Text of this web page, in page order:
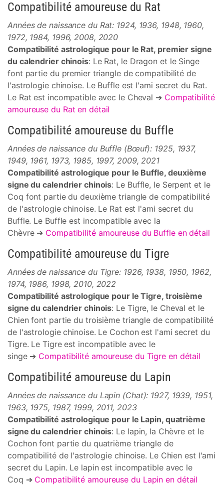
Compatibilité amoureuse du Rat
Années de naissance du Rat: 1924, 1936, 1948, 1960,
1972, 1984, 1996, 2008, 2020
Compatibilité astrologique pour le Rat, premier signe
du calendrier chinois: Le Rat, le Dragon et le Singe
font partie du premier triangle de compatibilité de
l'astrologie chinoise. Le Buffle est l'ami secret du Rat.
Le Rat est incompatible avec le Cheval ➔ Compatibilité
amoureuse du Rat en détail
Compatibilité amoureuse du Buffle
Années de naissance du Buffle (Bœuf): 1925, 1937,
1949, 1961, 1973, 1985, 1997, 2009, 2021
Compatibilité astrologique pour le Buffle, deuxième
signe du calendrier chinois: Le Buffle, le Serpent et le
Coq font partie du deuxième triangle de compatibilité
de l'astrologie chinoise. Le Rat est l'ami secret du
Buffle. Le Buffle est incompatible avec la
Chèvre ➔ Compatibilité amoureuse du Buffle en détail
Compatibilité amoureuse du Tigre
Années de naissance du Tigre: 1926, 1938, 1950, 1962,
1974, 1986, 1998, 2010, 2022
Compatibilité astrologique pour le Tigre, troisième
signe du calendrier chinois: Le Tigre, le Cheval et le
Chien font partie du troisième triangle de compatibilité
de l'astrologie chinoise. Le Cochon est l'ami secret du
Tigre. Le Tigre est incompatible avec le
singe ➔ Compatibilité amoureuse du Tigre en détail
Compatibilité amoureuse du Lapin
Années de naissance du Lapin (Chat): 1927, 1939, 1951,
1963, 1975, 1987, 1999, 2011, 2023
Compatibilité astrologique pour le Lapin, quatrième
signe du calendrier chinois: Le lapin, la Chèvre et le
Cochon font partie du quatrième triangle de
compatibilité de l'astrologie chinoise. Le Chien est l'ami
secret du Lapin. Le lapin est incompatible avec le
Coq ➔ Compatibilité amoureuse du Lapin en détail